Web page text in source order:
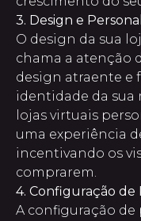
3. Design e
O design da sua
chama a atenção
design atraente e
identidade da sua
lojas virtuais
uma experiência
incentivando os
comprarem.
4. Configuração
A configuração